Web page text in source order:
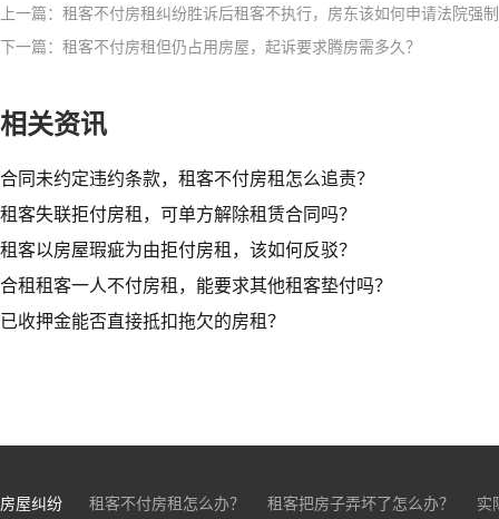
上一篇：租客不付房租纠纷胜诉后租客不执行，房东该如何申请法院强
下一篇：租客不付房租但仍占用房屋，起诉要求腾房需多久？
相关资讯
合同未约定违约条款，租客不付房租怎么追责？
租客失联拒付房租，可单方解除租赁合同吗？
租客以房屋瑕疵为由拒付房租，该如何反驳？
合租租客一人不付房租，能要求其他租客垫付吗？
已收押金能否直接抵扣拖欠的房租？
房屋纠纷 租客不付房租怎么办？ 租客把房子弄坏了怎么办？ 实